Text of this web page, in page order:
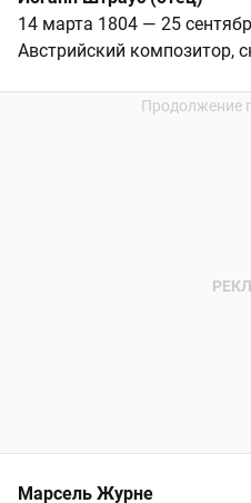
14 марта 1804 — 25
Австрийский композитор,
Марсель Журне